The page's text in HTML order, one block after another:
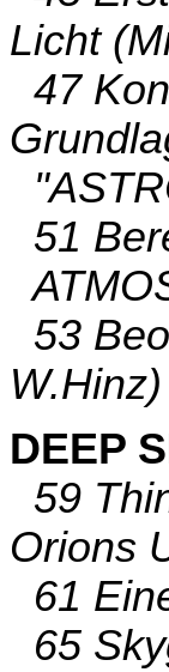
Licht
47
51
53
W.Hinz)
DEEP
59
Orions
61
65